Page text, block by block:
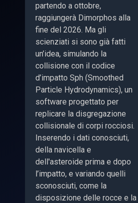
partendo a ottobre,
raggiungerà Dimorphos alla
fine del 2026. Ma gli
scienziati si sono già fatti
un’idea, simulando la
collisione con il codice
d’impatto Sph (Smoothed
Particle Hydrodynamics), un
software progettato per
replicare la disgregazione
collisionale di corpi rocciosi.
Inserendo i dati conosciuti,
della navicella e
dell'asteroide prima e dopo
l’impatto, e variando quelli
sconosciuti, come la
disposizione delle rocce e la